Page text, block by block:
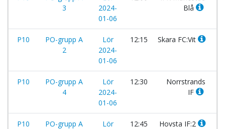
3
2024-
01-06
Blå
P10
PO-grupp A
2
Lör
2024-
01-06
12:15 Skara FC:Vit
P10
PO-grupp A
4
Lör
2024-
01-06
12:30
Norrstrands
IF
P10
PO-grupp A
Lör
12:45 Hovsta IF:2